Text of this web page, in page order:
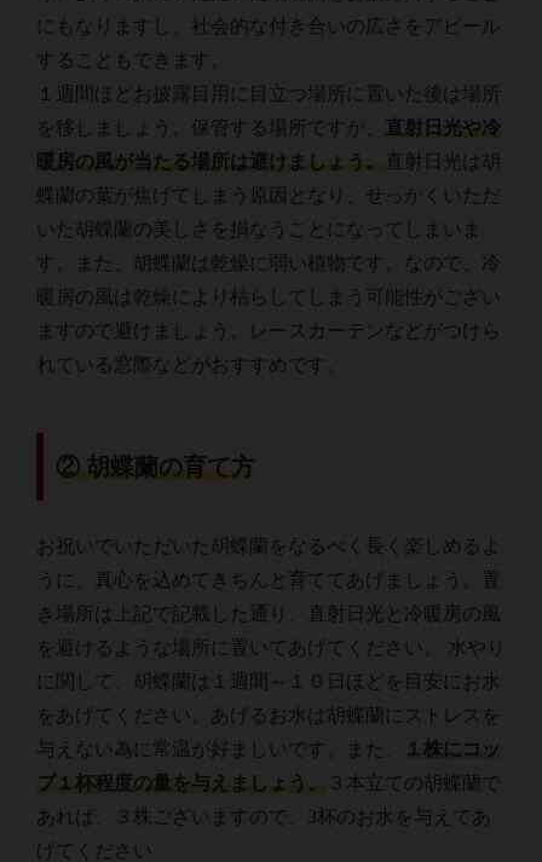
にもなりますし、社会的な付き合いの広さをアピール
することもできます。
１週間ほどお披露目用に目立つ場所に置いた後は場所
を移しましょう。保管する場所ですが、 直射日光や冷
暖房の風が当たる場所は避けましょう。
直射日光は胡
蝶蘭の葉が焦げてしまう原因となり、せっかくいただ
いた胡蝶蘭の美しさを損なうことになってしまいま
す。また、胡蝶蘭は乾燥に弱い植物です。なので、冷
暖房の風は乾燥により枯らしてしまう可能性がござい
ますので避けましょう。レースカーテンなどがつけら
れている窓際などがおすすめです。
② 胡蝶蘭の育て方
お祝いでいただいた胡蝶蘭をなるべく長く楽しめるよ
うに、真心を込めてきちんと育ててあげましょう。置
き場所は上記で記載した通り、直射日光と冷暖房の風
を避けるような場所に置いてあげてください。 水やり
に関して、胡蝶蘭は１週間～１０日ほどを目安にお水
をあげてください。あげるお水は胡蝶蘭にストレスを
与えない為に常温が好ましいです。また、
１株にコッ
プ１杯程度の量を与えましょう。
３本立ての胡蝶蘭で
あれば、３株ございますので、3杯のお水を与えてあ
げてください